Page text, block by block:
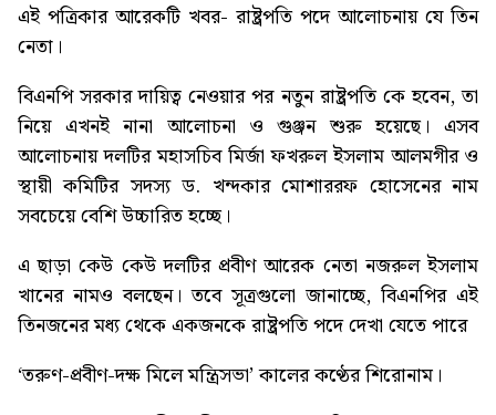
এই পত্রিকার আরেকটি খবর- রাষ্ট্রপতি পদে আলোচনায় যে তিন
নেতা ।
বিএনপি সরকার দায়িত্ব নেওয়ার পর নতুন রাষ্ট্রপতি কে হবেন, তা
নিয়ে এখনই নানা আলোচনা ও গুঞ্জন শুরু হয়েছে। এসব
আলোচনায় দলটির মহাসচিব মির্জা ফখরুল ইসলাম আলমগীর ও
স্থায়ী কমিটির সদস্য ড. খন্দকার মোশাররফ হোসেনের নাম
সবচেয়ে বেশি উচ্চারিত হচ্ছে।
এ ছাড়া কেউ কেউ দলটির প্রবীণ আরেক নেতা নজরুল ইসলাম
খানের নামও বলছেন। তবে সূত্রগুলো জানাচ্ছে, বিএনপির এই
তিনজনের মধ্য থেকে একজনকে রাষ্ট্রপতি পদে দেখা যেতে পারে
‘তরুণ-প্রবীণ-দক্ষ মিলে মন্ত্রিসভা’কালের কণ্ঠের শিরোনাম।